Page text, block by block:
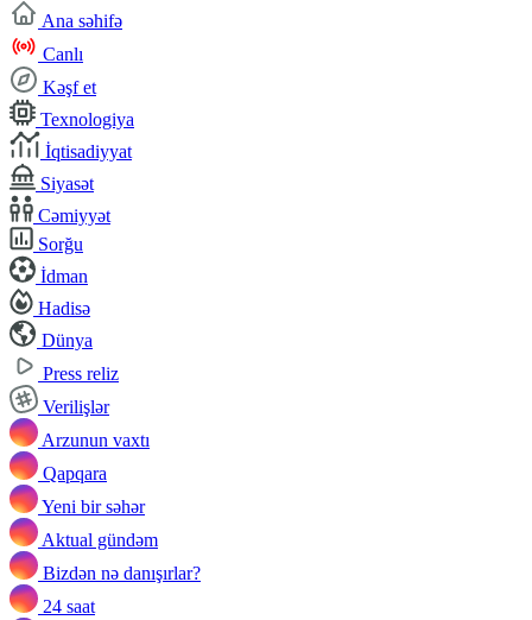
Ana səhifə
Canlı
Kəşf et
Texnologiya
İqtisadiyyat
Siyasət
Cəmiyyət
Sorğu
İdman
Hadisə
Dünya
Press reliz
Verilişlər
Arzunun vaxtı
Qapqara
Yeni bir səhər
Aktual gündəm
Bizdən nə danışırlar?
24 saat